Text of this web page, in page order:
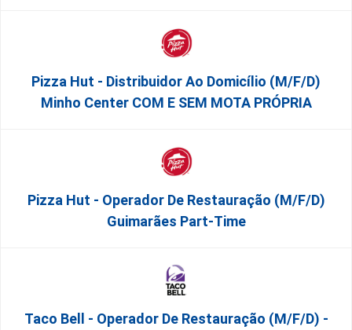
Pizza Hut - Distribuidor Ao Domicílio (m/f/d)
Minho Center COM E SEM MOTA PRÓPRIA
Pizza Hut - Operador De Restauração (m/f/d)
Guimarães Part-Time
Taco Bell - Operador De Restauração (m/f/d) -